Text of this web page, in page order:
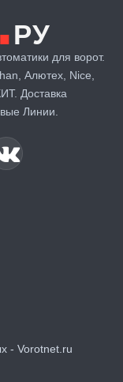
РУ
для ворот.
Алютех, Nice,
Доставка
Линии.
- Vorotnet.ru